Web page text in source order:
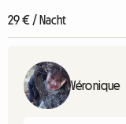
29 € / Nacht
Véronique